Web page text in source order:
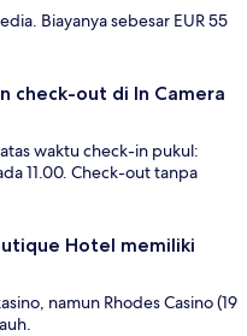
Biayanya sebesar EUR 55
check-out di In Camera
waktu check-in pukul:
11.00. Check-out tanpa
Hotel memiliki
namun Rhodes Casino (19